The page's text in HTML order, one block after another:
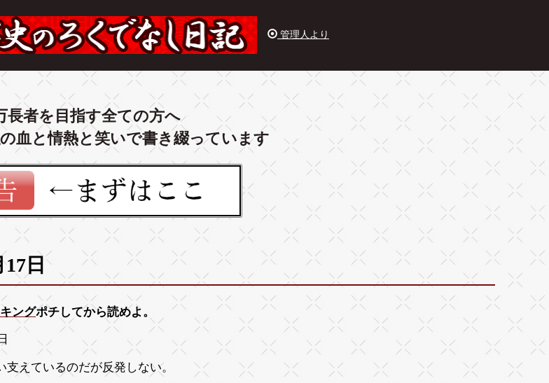
管理人より
長者を目指す全ての方へ
血と情熱と笑いで書き綴っています
日
ングポチしてから読めよ。
えているのだが反発しない。